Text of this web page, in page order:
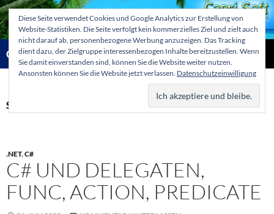
Zum
Inhalt
springen
Capri-Soft Knowledge database
Suchen
MENÜ
Schlagwortarchiv: #action
.NET,C#
C# UND DELEGATEN,
FUNC, ACTION, PREDICATE
Diese Seite verwendet Cookies und Google Analytics zur Erstellung von
Website-Statistiken. Die Seite verfolgt kein kommerzielles Ziel und zielt auch
nicht darauf ab, personenbezogene Werbung anzuzeigen. Das Tracking
dient dazu, der Zielgruppe interessenbezogen Inhalte bereitzustellen. Wenn
Sie damit einverstanden sind, können Sie die Website weiter nutzen.
Ansonsten können Sie die Website jetzt verlassen. Datenschutzeinwilligung